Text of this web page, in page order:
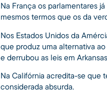
Na França os parlamentares
mesmos termos que os da
Nos Estados Unidos da
que produz uma alternativa
e derrubou as leis em
Na Califórnia acredita-se que
considerada absurda.